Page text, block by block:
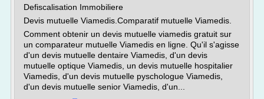
Defiscalisation Immobiliere
Devis mutuelle Viamedis.Comparatif mutuelle Viamedis.
Comment obtenir un devis mutuelle viamedis gratuit sur
un comparateur mutuelle Viamedis en ligne. Qu'il s'agisse
d'un devis mutuelle dentaire Viamedis, d'un devis
mutuelle optique Viamedis, un devis mutuelle hospitalier
Viamedis, d'un devis mutuelle pyschologue Viamedis,
d'un devis mutuelle senior Viamedis, d'un...